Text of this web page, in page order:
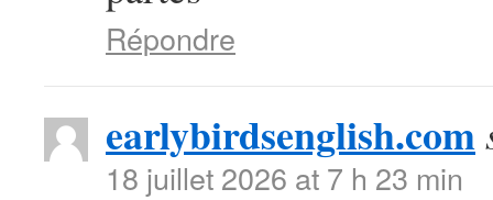
Répondre
earlybirdsenglish.com
18 juillet 2026 at 7 h 23 min